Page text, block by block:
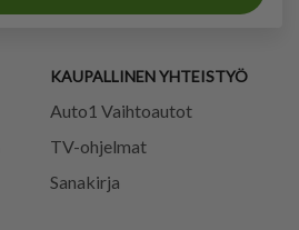
KAUPALLINEN YHTEISTYÖ
Auto1 Vaihtoautot
TV-ohjelmat
Sanakirja